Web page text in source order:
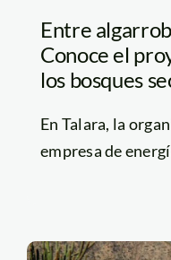
Entre
Conoce el
los bosques
En Talara, la
empresa de